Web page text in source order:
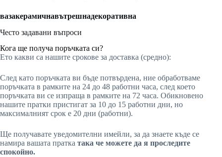
вазакерамичнавътрешнадекоративна
Често задавани въпроси
Кога ще получа поръчката си?
Ето какви са нашите срокове за доставка (средно):
След като поръчката ви бъде потвърдена, ние обработваме
поръчката в рамките на 24 до 48 работни часа, след което
поръчката ви се изпраща в рамките на 72 часа. Обикновено
нашите пратки пристигат за 10 до 15 работни дни, но
максималният срок е 20 дни (работни).
Ще получавате уведомителни имейли, за да знаете къде се
намира вашата пратка така че можете да я проследите
спокойно.